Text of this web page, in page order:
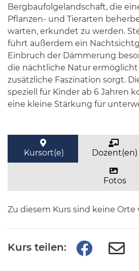
Bergbaufolgelandschaft, die
Pflanzen- und Tierarten
warten, erkundet zu werden.
führt außerdem ein
Einbruch der Dämmerung
die nächtliche Natur
zusätzliche Faszination sorgt.
speziell für Kinder ab 6 Jahren
eine kleine Stärkung für
Kursort(e) Dozent(en)
Fotos
Zu diesem Kurs sind keine Orte
Kurs teilen: